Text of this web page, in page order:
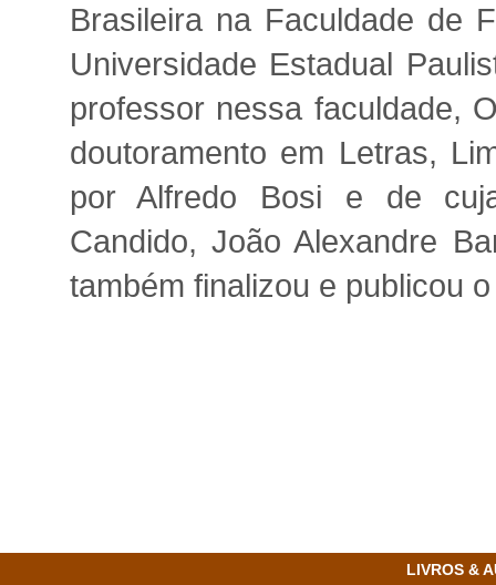
Brasileira na Faculdade de
Universidade Estadual
professor nessa faculdade,
doutoramento em Letras,
por Alfredo Bosi e de
Candido, João Alexandre
também finalizou e publicou
LIVROS &